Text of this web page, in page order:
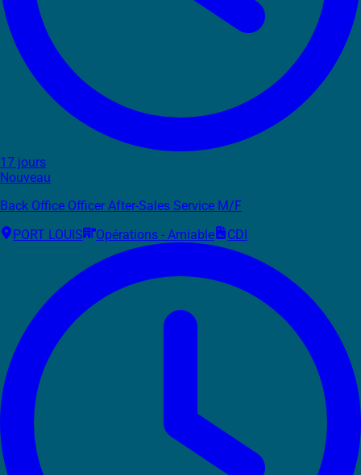
17 jours
Nouveau
Back Office Officer After-Sales Service M/F
PORT LOUIS
Opérations - Amiable CDI